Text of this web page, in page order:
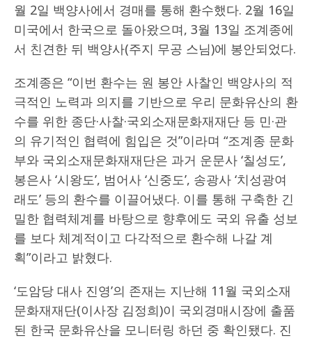
월 2일 백양사에서 경매를 통해 환수했다. 2월 16일
미국에서 한국으로 돌아왔으며, 3월 13일 조계종에
서 친견한 뒤 백양사(주지 무공 스님)에 봉안되었다.
조계종은 “이번 환수는 원 봉안 사찰인 백양사의 적
극적인 노력과 의지를 기반으로 우리 문화유산의 환
수를 위한 종단·사찰·국외소재문화재재단 등 민·관
의 유기적인 협력에 힘입은 것”이라며 “조계종 문화
부와 국외소재문화재재단은 과거 운문사 ‘칠성도’,
봉은사 ‘시왕도’, 범어사 ‘신중도’, 송광사 ‘치성광여
래도’ 등의 환수를 이끌어냈다. 이를 통해 구축한 긴
밀한 협력체계를 바탕으로 향후에도 국외 유출 성보
를 보다 체계적이고 다각적으로 환수해 나갈 계
획”이라고 밝혔다.
‘도암당 대사 진영’의 존재는 지난해 11월 국외소재
문화재재단(이사장 김정희)이 국외경매시장에 출품
된 한국 문화유산을 모니터링 하던 중 확인됐다. 진